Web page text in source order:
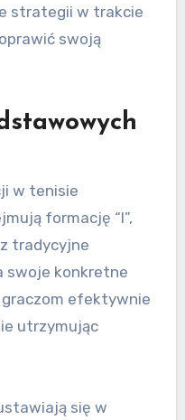
strategii w trakcie
swoją
w tenisie
formację “I”,
tradycyjne
swoje konkretne
efektywnie
utrzymując
się w